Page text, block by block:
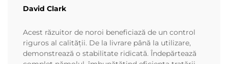
David Clark
Acest răzuitor de noroi beneficiază de un control
riguros al calității. De la livrare până la utilizare,
demonstrează o stabilitate ridicată. Îndepărtează